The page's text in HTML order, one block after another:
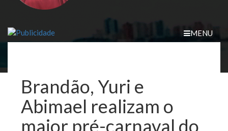
MENU
Brandão, Yuri e
Abimael realizam o
maior pré-carnaval do